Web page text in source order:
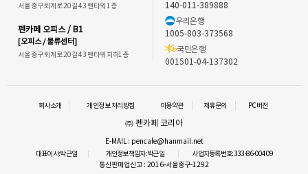
서울 중구 퇴계로 20길 43 펜타워 1층
펜카페 오피스 / B1
[오피스 / 물류센터]
서울 중구 퇴계로 20길 43 펜타워 지하1층
140-011-389888
우리은행
1005-803-373568
국민은행
001501-04-137302
회사소개 개인정보 처리방침 이용약관 제휴문의 PC버전
㈜ 펜카페 코리아
E-MAIL : pencafe@hanmail.net
대표이사:박근일
개인정보책임자:박근일
사업자등록번호:333-86-00409
통신판매업신고 : 2016-서울중구-1292